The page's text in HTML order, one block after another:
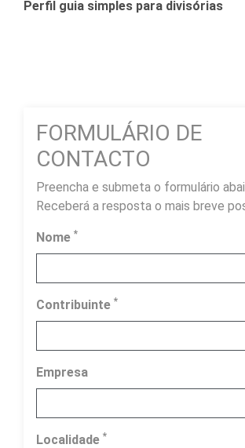
Perfil guia simples para divisórias
FORMULÁRIO DE
CONTACTO
Preencha e submeta o formulário
Receberá a resposta o mais breve
Nome *
Contribuinte *
Empresa
Localidade *